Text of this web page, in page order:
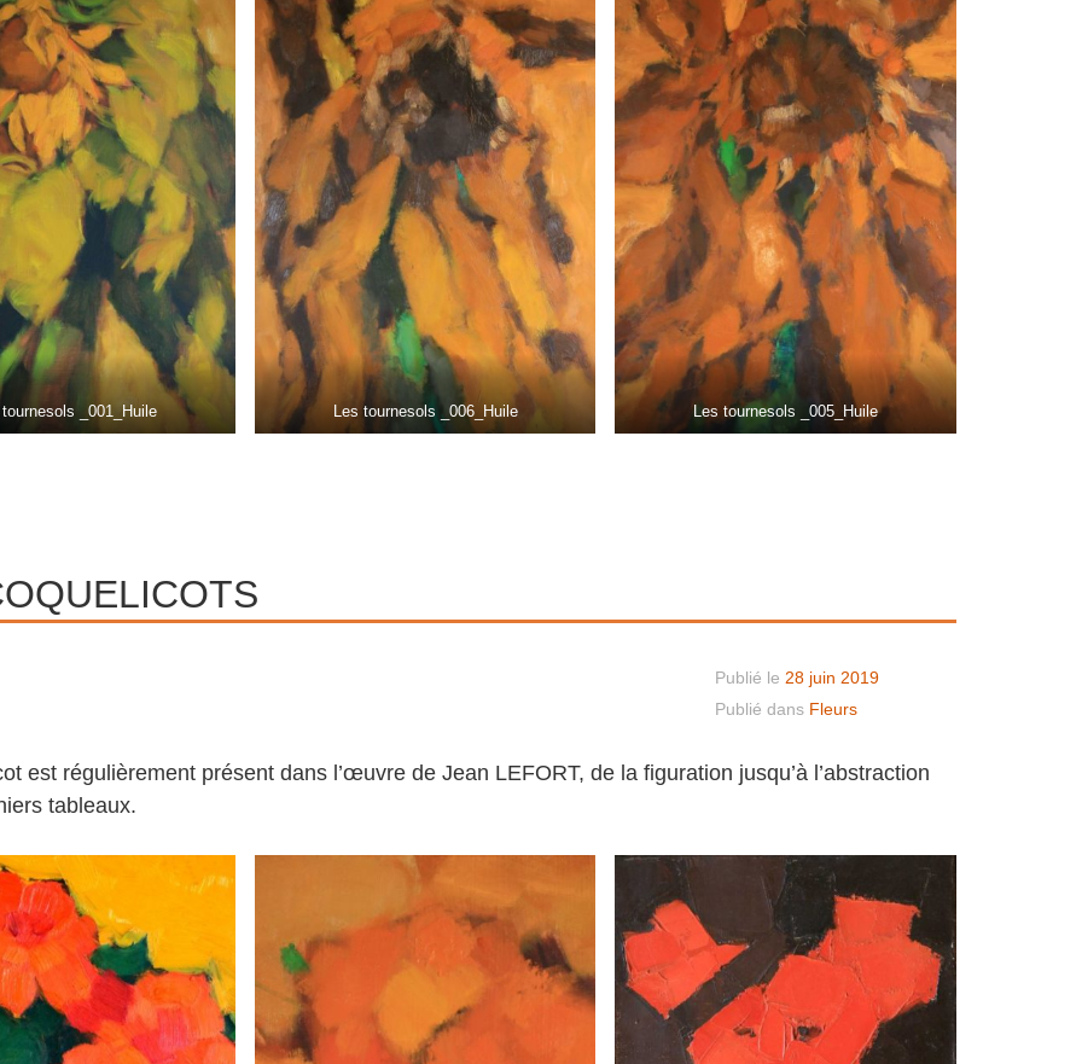
_001_Huile Les tournesols _006_Huile Les tournesols _005_Huile
Publié le 28 juin 2019
Publié dans Fleurs
est régulièrement présent dans l’œuvre de Jean LEFORT, de la figuration jusqu’à l’abstraction
tableaux.